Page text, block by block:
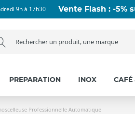
9h à 17h30 Vente Flash : -5%
PREPARATION INOX CAFÉ
Professionnelle Automatique